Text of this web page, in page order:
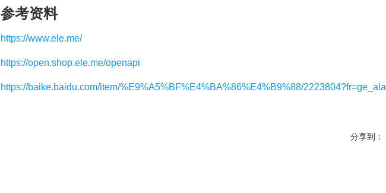
参考资料
https://www.ele.me/
https://open.shop.ele.me/openapi
https://baike.baidu.com/item/%E9%A5%BF%E4%BA%86%E4%B9%88/2223804?fr=ge_ala
分享到：